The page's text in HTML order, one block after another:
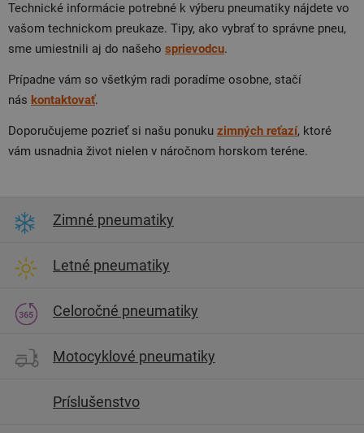
Technické informácie potrebné k výberu pneumatiky nájdete vo
vašom technickom preukaze. Tipy, ako vybrať to správne pneu,
sme umiestnili aj do našeho sprievodcu.
Prípadne vám so všetkým radi poradíme osobne, stačí
nás kontaktovať.
Doporučujeme pozrieť si našu ponuku zimných reťazí, ktoré
vám usnadnia život nielen v náročnom horskom teréne.
Zimné pneumatiky
Letné pneumatiky
Celoročné pneumatiky
Motocyklové pneumatiky
Príslušenstvo